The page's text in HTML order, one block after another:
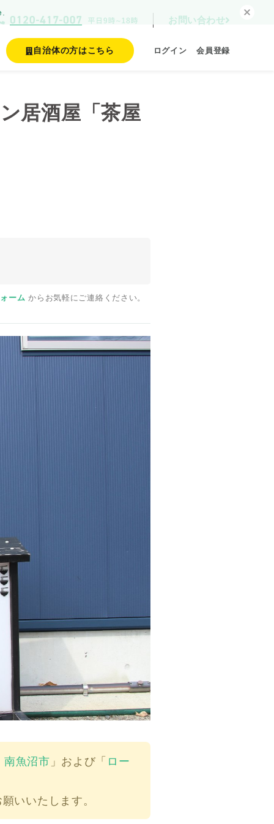
お問い合わせ
自治体の方はこちら ログイン 会員登録
居酒屋「茶屋
ォームからお気軽にご連絡ください。
魚沼市 」および「 ロー
いいたします。